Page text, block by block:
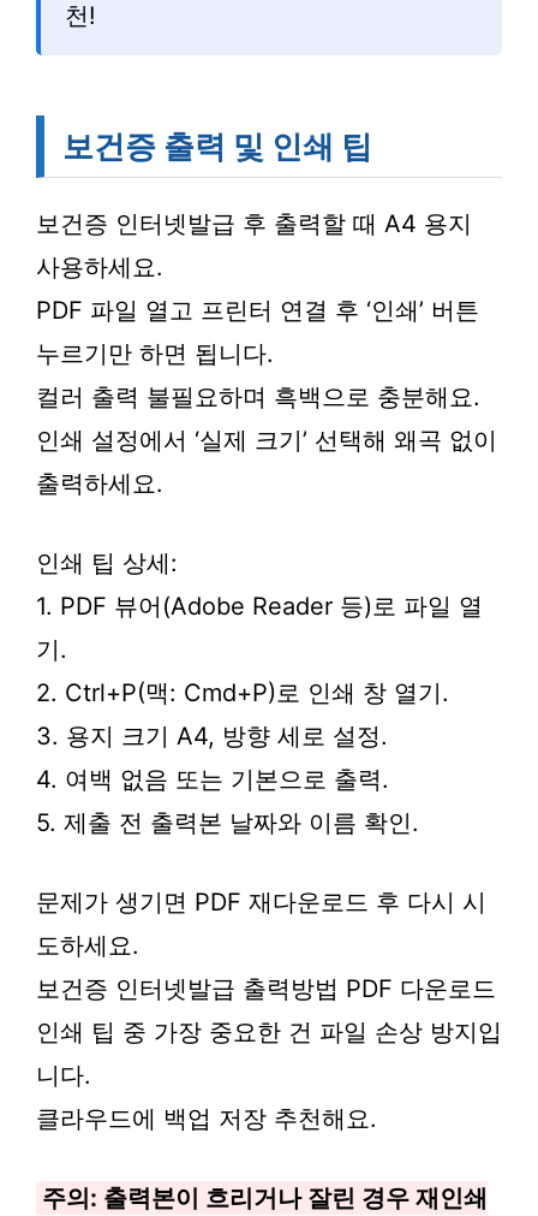
천!
보건증 출력 및 인쇄 팁
보건증 인터넷발급 후 출력할 때 A4 용지
사용하세요.
PDF 파일 열고 프린터 연결 후 ‘인쇄’ 버튼
누르기만 하면 됩니다.
컬러 출력 불필요하며 흑백으로 충분해요.
인쇄 설정에서 ‘실제 크기’ 선택해 왜곡 없이
출력하세요.
인쇄 팁 상세:
1. PDF 뷰어(Adobe Reader 등)로 파일 열
기.
2. Ctrl+P(맥: Cmd+P)로 인쇄 창 열기.
3. 용지 크기 A4, 방향 세로 설정.
4. 여백 없음 또는 기본으로 출력.
5. 제출 전 출력본 날짜와 이름 확인.
문제가 생기면 PDF 재다운로드 후 다시 시
도하세요.
보건증 인터넷발급 출력방법 PDF 다운로드
인쇄 팁 중 가장 중요한 건 파일 손상 방지입
니다.
클라우드에 백업 저장 추천해요.
주의: 출력본이 흐리거나 잘린 경우 재인쇄